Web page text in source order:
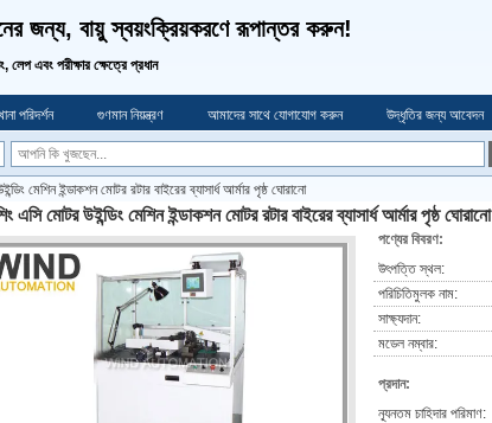
জন্য, বায়ু স্বয়ংক্রিয়করণে রূপান্তর করুন!
লেপ এবং পরীক্ষার ক্ষেত্রে প্রধান
পরিদর্শন গুণমান নিয়ন্ত্রণ আমাদের সাথে যোগাযোগ করুন উদ্ধৃতির জন্য আবেদন
মেশিন ইন্ডাকশন মোটর রটার বাইরের ব্যাসার্ধ আর্মার পৃষ্ঠ ঘোরানো
এসি মোটর উইন্ডিং মেশিন ইন্ডাকশন মোটর রটার বাইরের ব্যাসার্ধ আর্মার পৃষ্ঠ ঘোরানো
পণ্যের বিবরণ:
উৎপত্তি স্থল:
পরিচিতিমুলক নাম:
সাক্ষ্যদান:
মডেল নম্বার:
প্রদান:
ন্যূনতম চাহিদার পরিমাণ: